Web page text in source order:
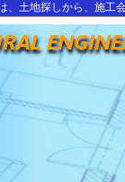
、土地探しから、施工